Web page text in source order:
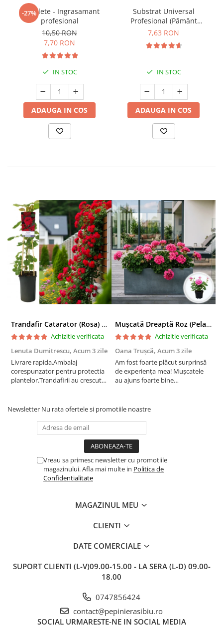
-27%
5 Tablete - Ingrasamant
profesional
10,50 RON
7,70 RON
IN STOC
ADAUGA IN COS
Substrat Universal
Profesional (Pământ
Premium) - 5 L
7,63 RON
IN STOC
ADAUGA IN COS
Trandafir Catarator (Rosa) Red Climber - 75cm
Achizitie verificata
Lenuta Dumitrescu, Acum 3 zile
Livrare rapida.Ambalaj
corespunzator pentru protectia
plantelor.Trandafirii au crescut
Mușcată Dreaptă Roz (Pelargonium Zonale)
Achizitie verificata
Oana Trușcă, Acum 3 zile
Am fost foarte plăcut surprinsă
de experiența mea! Mușcatele
au ajuns foarte bine
transportului. Se vede că au fost
Newsletter Nu rata ofertele si promotiile noastre
Vreau sa primesc newsletter cu promotiile
magazinului. Afla mai multe in Politica de
Confidentialitate
MAGAZINUL MEU
CLIENTI
DATE COMERCIALE
SUPORT CLIENTI (L-V)09.00-15.00 - LA SERA (L-D) 09.00-
18.00
0747856424
contact@pepinierasibiu.ro
SOCIAL URMARESTE-NE IN SOCIAL MEDIA